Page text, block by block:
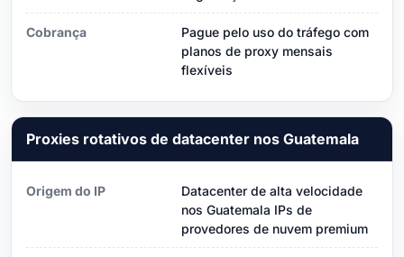
Cobrança
Pague pelo uso do tráfego com
planos de proxy mensais
flexíveis
Proxies rotativos de datacenter nos Guatemala
Origem do IP
Datacenter de alta velocidade
nos Guatemala IPs de
provedores de nuvem premium